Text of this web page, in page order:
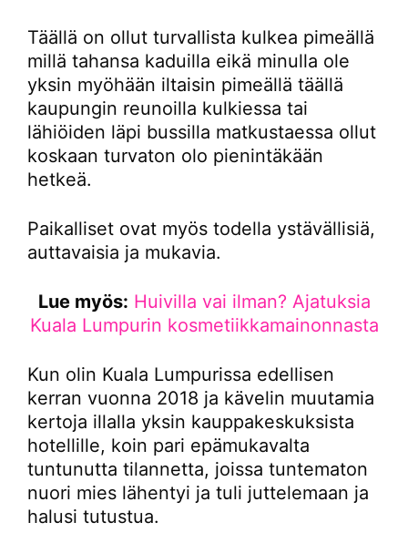
Täällä on ollut turvallista kulkea pimeällä
millä tahansa kaduilla eikä minulla ole
yksin myöhään iltaisin pimeällä täällä
kaupungin reunoilla kulkiessa tai
lähiöiden läpi bussilla matkustaessa ollut
koskaan turvaton olo pienintäkään
hetkeä.
Paikalliset ovat myös todella ystävällisiä,
auttavaisia ja mukavia.
Lue myös: Huivilla vai ilman? Ajatuksia
Kuala Lumpurin kosmetiikkamainonnasta
Kun olin Kuala Lumpurissa edellisen
kerran vuonna 2018 ja kävelin muutamia
kertoja illalla yksin kauppakeskuksista
hotellille, koin pari epämukavalta
tuntunutta tilannetta, joissa tuntematon
nuori mies lähentyi ja tuli juttelemaan ja
halusi tutustua.